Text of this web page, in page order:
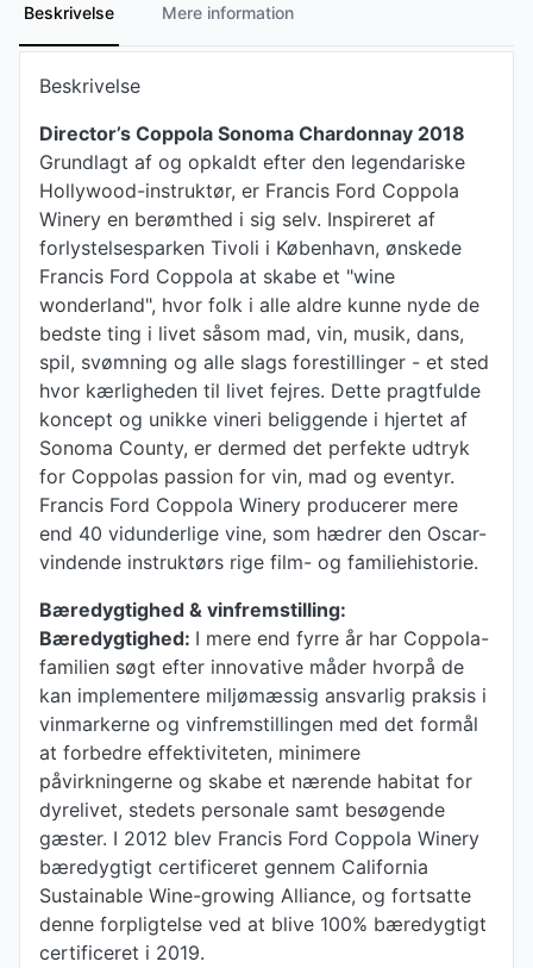
Beskrivelse Mere information
Beskrivelse
Director’s Coppola Sonoma Chardonnay 2018
Grundlagt af og opkaldt efter den legendariske
Hollywood-instruktør, er Francis Ford Coppola
Winery en berømthed i sig selv. Inspireret af
forlystelsesparken Tivoli i København, ønskede
Francis Ford Coppola at skabe et "wine
wonderland", hvor folk i alle aldre kunne nyde de
bedste ting i livet såsom mad, vin, musik, dans,
spil, svømning og alle slags forestillinger - et sted
hvor kærligheden til livet fejres. Dette pragtfulde
koncept og unikke vineri beliggende i hjertet af
Sonoma County, er dermed det perfekte udtryk
for Coppolas passion for vin, mad og eventyr.
Francis Ford Coppola Winery producerer mere
end 40 vidunderlige vine, som hædrer den Oscar-
vindende instruktørs rige film- og familiehistorie.
Bæredygtighed & vinfremstilling:
Bæredygtighed: I mere end fyrre år har Coppola-
familien søgt efter innovative måder hvorpå de
kan implementere miljømæssig ansvarlig praksis i
vinmarkerne og vinfremstillingen med det formål
at forbedre effektiviteten, minimere
påvirkningerne og skabe et nærende habitat for
dyrelivet, stedets personale samt besøgende
gæster. I 2012 blev Francis Ford Coppola Winery
bæredygtigt certificeret gennem California
Sustainable Wine-growing Alliance, og fortsatte
denne forpligtelse ved at blive 100% bæredygtigt
certificeret i 2019.